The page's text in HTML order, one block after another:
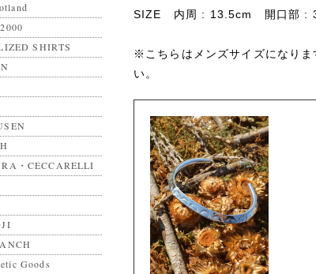
SHIRTS
・CECCARELLI
Goods
SIZE 内周 : 13.5cm 開口部 :
※こちらはメンズサイズになり
い。